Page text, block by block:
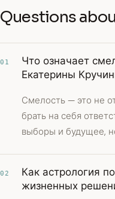
Questions
01
Что означает
Екатерины
Смелость — это не
брать на себя
выборы и будущее,
02
Как астрология
жизненных